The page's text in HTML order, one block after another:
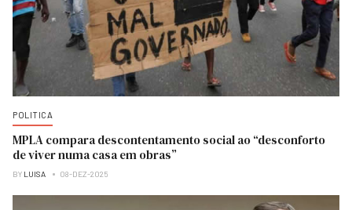
POLITICA
MPLA compara descontentamento social ao “desconforto
de viver numa casa em obras”
BY LUISA 08-DEZ-2025